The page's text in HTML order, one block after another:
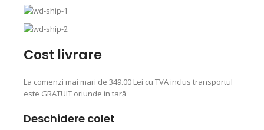
Cost livrare
La comenzi mai mari de 349.00 Lei cu TVA inclus transportul
este GRATUIT oriunde in tară
Deschidere colet